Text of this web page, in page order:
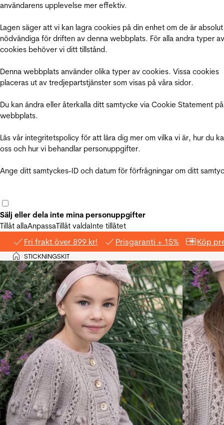
användarens upplevelse mer effektiv.
Lagen säger att vi kan lagra cookies på din enhet om de är absolut
nödvändiga för driften av denna webbplats. För alla andra typer av
cookies behöver vi ditt tillstånd.
Denna webbplats använder olika typer av cookies. Vissa cookies
placeras ut av tredjepartstjänster som visas på våra sidor.
Du kan ändra eller återkalla ditt samtycke via Cookie Statement
webbplats.
Läs vår integritetspolicy för att lära dig mer om vilka vi är, hur du
oss och hur vi behandlar personuppgifter.
Ange ditt samtyckes-ID och datum för förfrågningar om ditt
Sälj eller dela inte mina personuppgifter
Tillåt allaAnpassaTillåt valdaInte tillåtet
Fri frakt över 899 kr! Prisgaranti + 15% Köp
Hem
>STICKNINGSKIT